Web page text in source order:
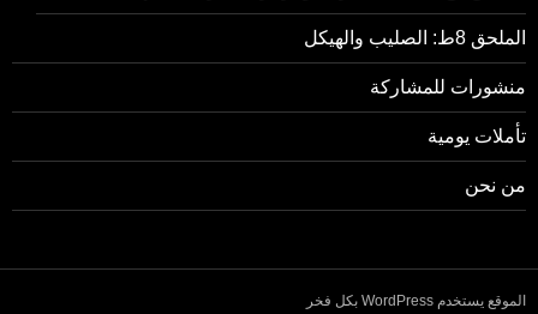
الملحق 8ط: الصليب والهيكل
منشورات للمشاركة
تأملات يومية
من نحن
الموقع يستخدم WordPress بكل فخر